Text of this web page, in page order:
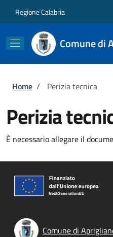
Regione Calabria
Comune di
Briciole di pane
Home / Perizia tecnica
Perizia
È necessario allegare il
Comune di